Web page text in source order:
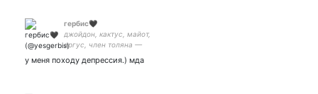
гербис🖤
джойдон, кактус, майот,
аргус, член толяна —
у меня походу депрессия.) мда